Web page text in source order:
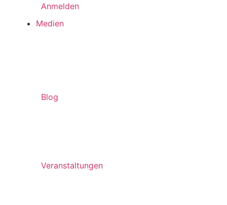
Anmelden
Medien
Blog
Veranstaltungen